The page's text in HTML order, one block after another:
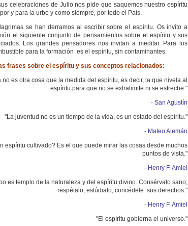
celebraciones de Julio nos pide que saquemos nuestro espíritu
y para la urbe y como siempre, por todo el País.
se han derramos al escribir sobre el espíritu. Os invito a
el siguiente conjunto de pensamientos sobre el espíritu y sus
Los grandes pensadores nos invitan a meditar. Para los
para la formación es el espíritu, sin contaminantes.
frases sobre el espíritu y sus conceptos relacionados:
no es otra cosa que la medida del espíritu, es decir, la que nivela al
espíritu para que no se extralimite ni se estreche."
- San Agustín
"La juventud no es un tiempo de la vida, es un estado del espíritu."
- Mateo Alemán
espíritu cultivado? Es el que puede mirar las cosas desde muchos
puntos de vista."
- Henry F. Amiel
es templo de la naturaleza y del espíritu divino. Consérvalo sano;
respétalo; estúdialo; concédele sus derechos."
- Henry F. Amiel
"El espíritu gobierna el universo."